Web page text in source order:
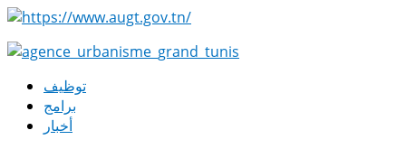
توظيف
برامج
أخبار